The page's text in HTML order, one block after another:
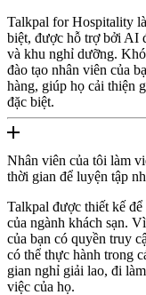
Talkpal for Hospitality
biệt, được hỗ trợ bởi AI
và khu nghỉ dưỡng.
đào tạo nhân viên của
hàng, giúp họ cải thiện
đặc biệt.
Nhân viên của tôi làm
thời gian để luyện tập
Talkpal được thiết kế
của ngành khách sạn.
của bạn có quyền truy
có thể thực hành trong
gian nghỉ giải lao, đi
việc của họ.